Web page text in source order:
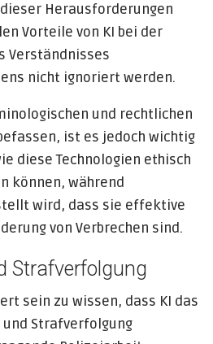
Herausforderungen
Vorteile von KI bei der
Verständnisses
nicht ignoriert werden.
und rechtlichen
ist es jedoch wichtig
diese Technologien ethisch
können, während
wird, dass sie effektive
von Verbrechen sind.
Strafverfolgung
sein zu wissen, dass KI das
Strafverfolgung